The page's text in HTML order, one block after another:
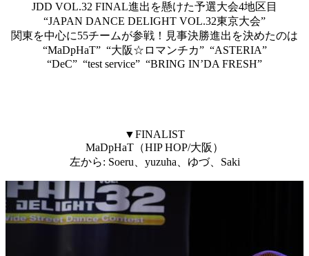
JDD VOL.32 FINAL進出を懸けた予選大会4地区目
“JAPAN DANCE DELIGHT VOL.32東京大会”
関東を中心に55チームが参戦！見事決勝進出を決めたのは
“MaDpHaT” “大阪☆ロマンチカ” “ASTERIA”
“DeC” “test service” “BRING IN’DA FRESH”
▼FINALIST
MaDpHaT（HIP HOP/大阪）
左から: Soeru、yuzuha、ゆづ、Saki